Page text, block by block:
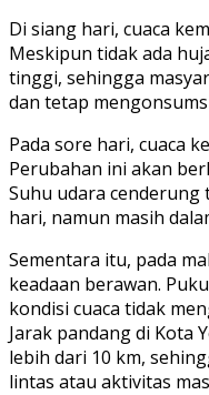
Di siang hari, cuaca
Meskipun tidak ada
tinggi, sehingga
dan tetap
Pada sore hari, cuaca
Perubahan ini akan
Suhu udara
hari, namun masih
Sementara itu, pada
keadaan berawan.
kondisi cuaca tidak
Jarak pandang di Kota
lebih dari 10 km,
lintas atau aktivitas